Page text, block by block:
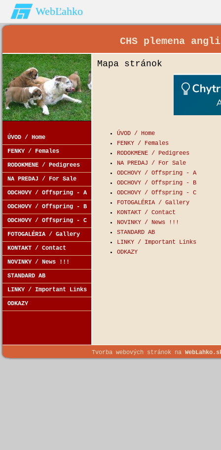
WebĽahko
CHS plemena
ÚVOD / Home
FENKY / Females
RODOKMENE / Pedigrees
NA PREDAJ / For Sale
ODCHOVY / Offspring - A
ODCHOVY / Offspring - B
ODCHOVY / Offspring - C
FOTOGALÉRIA / Gallery
KONTAKT / Contact
NOVINKY / News !!!
STANDARD AB
LINKY / Important Links
ODKAZY
Mapa stránok
ÚVOD / Home
FENKY / Females
RODOKMENE / Pedigrees
NA PREDAJ / For Sale
ODCHOVY / Offspring - A
ODCHOVY / Offspring - B
ODCHOVY / Offspring - C
FOTOGALÉRIA / Gallery
KONTAKT / Contact
NOVINKY / News !!!
STANDARD AB
LINKY / Important Links
ODKAZY
Tvorba webových stránok na